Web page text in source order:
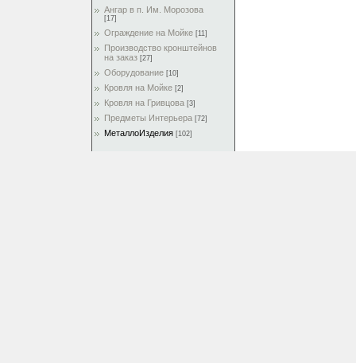
Ангар в п. Им. Морозова
[17]
Ограждение на Мойке [11]
Производство кронштейнов
на заказ [27]
Оборудование [10]
Кровля на Мойке [2]
Кровля на Гривцова [3]
Предметы Интерьера [72]
МеталлоИзделия [102]